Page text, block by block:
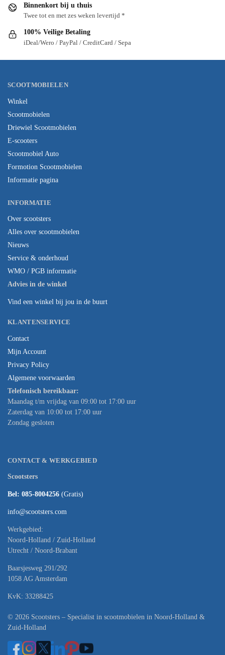
Binnenkort bij u thuis
Twee tot en met zes weken levertijd *
100% Veilige Betaling
iDeal/Wero / PayPal / CreditCard / Sepa
SCOOTMOBIELEN
Winkel
Scootmobielen
Driewiel Scootmobielen
E-scooters
Scootmobiel Auto
Formotion Scootmobielen
Informatie pagina
INFORMATIE
Over scootsters
Alles over scootmobielen
Nieuws
Service & onderhoud
WMO / PGB informatie
Advies in de winkel
Vind een winkel bij jou in de buurt
KLANTENSERVICE
Contact
Mijn Account
Privacy Policy
Algemene voorwaarden
Telefonisch bereikbaar:
Maandag t/m vrijdag van 09:00 tot 17:00 uur
Zaterdag van 10:00 tot 17:00 uur
Zondag gesloten
CONTACT & WERKGEBIED
Scootsters
Bel: 085-8004256 (Gratis)
info@scootsters.com
Werkgebied:
Noord-Holland / Zuid-Holland
Utrecht / Noord-Brabant
Baarsjesweg 291/292
1058 AG Amsterdam
KvK: 33288425
© 2026 Scootsters – Specialist in scootmobielen in Noord-Holland &
Zuid-Holland